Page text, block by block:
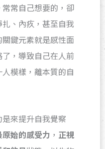
常自己想要的，卻
、內疚，甚至自我
鍵元素就是感性面
，導致自己在人前
模樣，離本質的自
來提升自我覺察
原始的感受力 ， 正視